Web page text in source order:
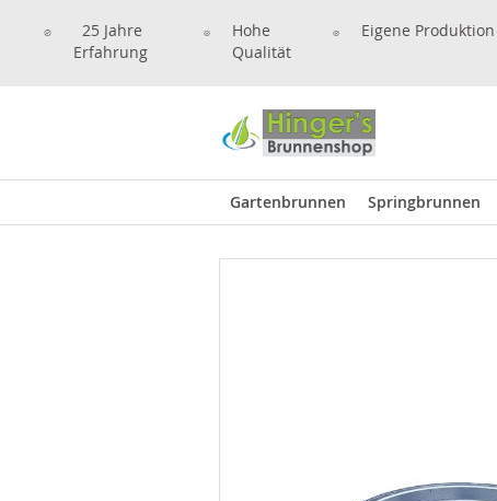
25 Jahre
Erfahrung
Hohe
Qualität
Eigene Produktion
Gartenbrunnen Springbrunnen